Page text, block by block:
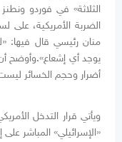
الثلاثة» في فوردو
الضربة الأمريكية، على
منان رئيسي قال فيها:
يوجد أي إشعاع».وأوضح
أضرار وحجم الخسائر
ويأتي قرار التدخل
«الإسرائيلي» المباشر على